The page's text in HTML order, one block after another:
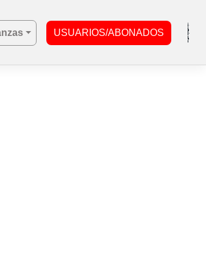
USUARIOS/ABONADOS